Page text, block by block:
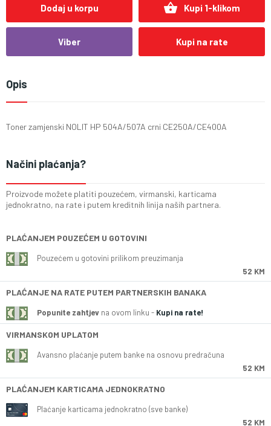
Dodaj u korpu shopping_basket Kupi 1-klikom
Viber Kupi na rate
Opis
Toner zamjenski NOLIT HP 504A/507A crni CE250A/CE400A
Načini plaćanja?
Proizvode možete platiti pouzećem, virmanski, karticama
jednokratno, na rate i putem kreditnih linija naših partnera.
PLAĆANJEM POUZEĆEM U GOTOVINI
Pouzećem u gotovini prilikom preuzimanja
52 KM
PLAĆANJE NA RATE PUTEM PARTNERSKIH BANAKA
Popunite zahtjev na ovom linku - Kupi na rate!
VIRMANSKOM UPLATOM
Avansno plaćanje putem banke na osnovu predračuna
52 KM
PLAĆANJEM KARTICAMA JEDNOKRATNO
Plaćanje karticama jednokratno (sve banke)
52 KM